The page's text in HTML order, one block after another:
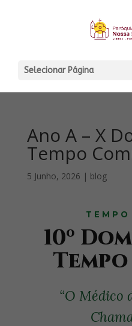
Selecionar Página
Ano A – X
Tempo
5 Junho, 2026 | blog
TEMPO
10º
“O Médico